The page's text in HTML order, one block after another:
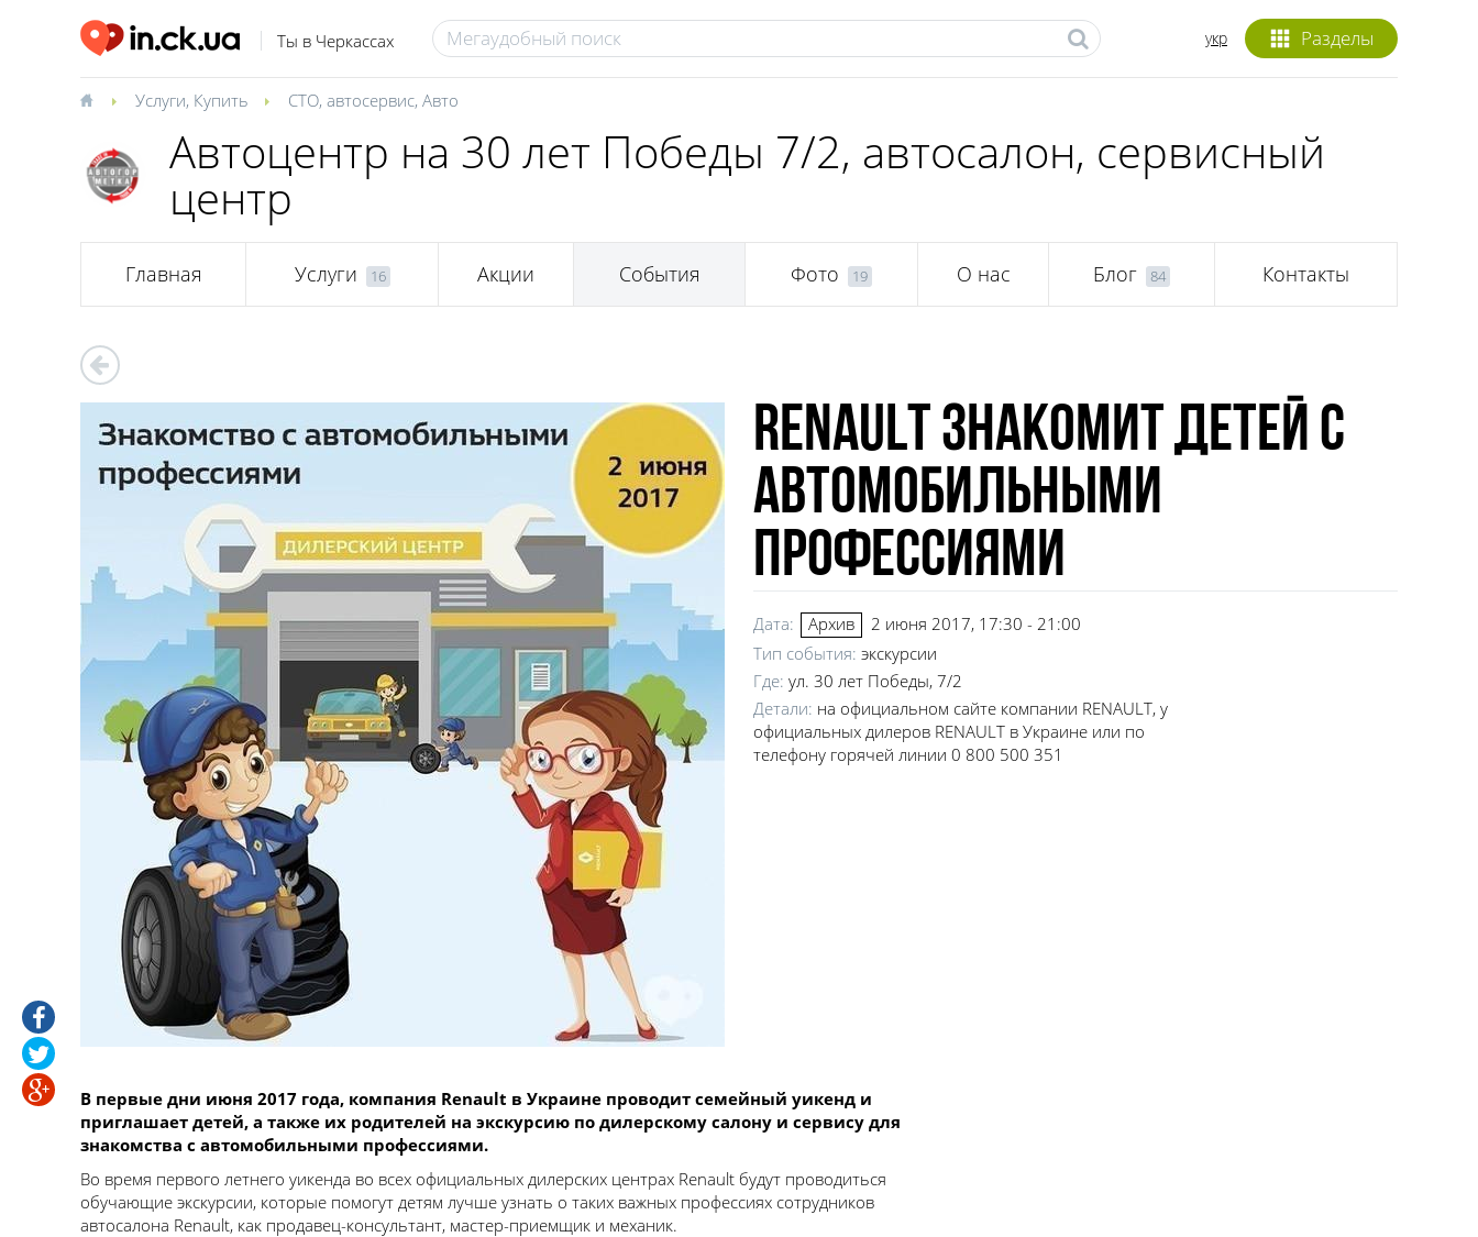
Ты в Черкассах Разделы
укр
Услуги, Купить СТО, автосервис, Авто
Автоцентр на 30 лет Победы 7/2, автосалон, сервисный
центр
Главная Услуги 16 Акции События Фото 19 О нас Блог 84 Контакты
RENAULT знакомит детей с
автомобильными
профессиями
Дата: Архив
2 июня 2017, 17:30 - 21:00
Тип события: экскурсии
Где: ул. 30 лет Победы, 7/2
Детали: на официальном сайте компании RENAULT, у
официальных дилеров RENAULT в Украине или по
телефону горячей линии 0 800 500 351
В первые дни июня 2017 года, компания Renault в Украине проводит семейный уикенд и
приглашает детей, а также их родителей на экскурсию по дилерскому салону и сервису для
знакомства с автомобильными профессиями.
Во время первого летнего уикенда во всех официальных дилерских центрах Renault будут проводиться
обучающие экскурсии, которые помогут детям лучше узнать о таких важных профессиях сотрудников
автосалона Renault, как продавец-консультант, мастер-приемщик и механик.